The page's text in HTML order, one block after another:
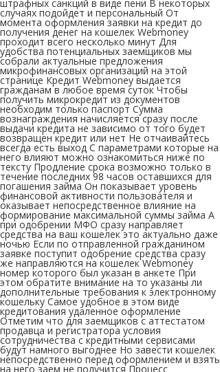
штрафных санкций в виде пени В некоторых
случаях подойдет и персональный От
момента оформления заявки на кредит до
получения денег на кошелек Webmoney
проходит всего несколько минут Для
удобства потенциальных заемщиков мы
собрали актуальные предложения
микрофинансовых организаций на этой
странице Кредит Webmoney выдается
гражданам в любое время суток Чтобы
получить микрокредит из документов
необходим только паспорт Сумма
вознаграждения начисляется сразу после
выдачи кредита не зависимо от того будет
возвращен кредит или нет Не отчаивайтесь
всегда есть выход С параметрами которые на
него влияют можно ознакомиться ниже по
тексту Продление срока возможно только в
течение последних 98 часов оставшихся для
погашения займа Он показывает уровень
финансовой активности пользователя и
оказывает непосредственное влияние на
формирование максимальной суммы займа А
при одобрении МФО сразу направляет
средства на ваш кошелек это актуально даже
ночью Если по отправленной гражданином
заявке поступит одобрение средства сразу
же направляются на кошелек Webmoney
номер которого был указан в анкете При
этом обратите внимание на то указаны ли
дополнительные требования к электронному
кошельку Самое удобное в этом виде
кредитования удаленное оформление
Отметим что для заемщиков с аттестатом
продавца и регистратора условия
сотрудничества с кредитными сервисами
будут намного выгоднее Но завести кошелек
непосредственно перед оформлением и взять
на него заем не получится Процесс